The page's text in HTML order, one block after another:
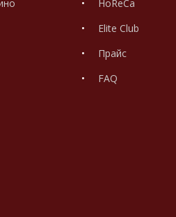
HoReCa
Elite Club
Прайс
FAQ